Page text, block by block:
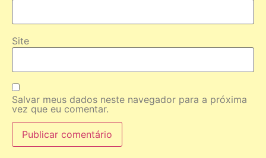
Site
Salvar meus dados neste navegador para a próxima
vez que eu comentar.